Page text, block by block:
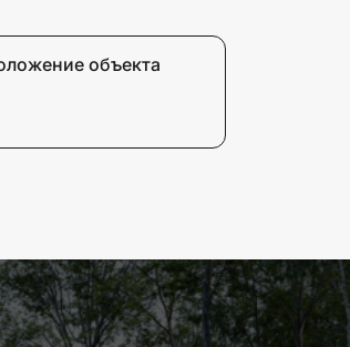
объекта